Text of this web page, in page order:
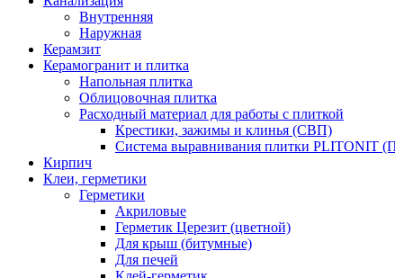
Внутренняя
Наружная
Керамзит
Керамогранит и плитка
Напольная плитка
Облицовочная плитка
Расходный материал для работы с плиткой
Крестики, зажимы и клинья (СВП)
Система выравнивания плитки PLITONIT
Кирпич
Клеи, герметики
Герметики
Акриловые
Герметик Церезит (цветной)
Для крыш (битумные)
Для печей